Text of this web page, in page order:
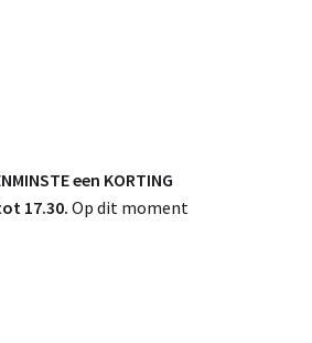
een KORTING
17.30. Op dit moment